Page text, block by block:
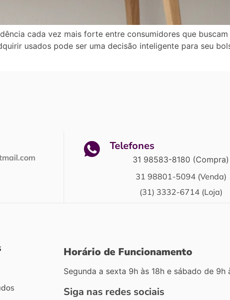
cada vez mais forte entre consumidores que
usados pode ser uma decisão inteligente para seu
Telefones
31 98583-8180 (Compra)
31 98801-5094 (Venda)
(31) 3332-6714 (Loja)
Horário de Funcionamento
Segunda a sexta 9h às 18h e sábado de 9h
Siga nas redes sociais